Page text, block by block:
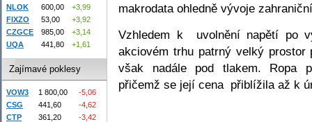
makrodata ohledně vývoje
Vzhledem k uvolnění napětí po
akciovém trhu patrný velký prostor
však nadále pod tlakem. Ropa
přičemž se její cena přiblížila až k
NLOK
600,00
+3,99
FIXZO
53,00
+3,92
CZGCE
985,00
+3,14
UQA
441,80 +1,61
Zajímavé poklesy
VOW3 1 800,00
-5,06
CSG
441,60
-4,62
CTP
361,20
-3,42